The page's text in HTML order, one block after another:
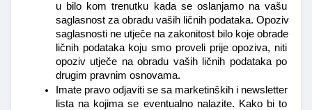
u bilo kom trenutku kada se oslanjamo na vašu
saglasnost za obradu vaših ličnih podataka. Opoziv
saglasnosti ne utječe na zakonitost bilo koje obrade
ličnih podataka koju smo proveli prije opoziva, niti
opoziv utječe na obradu vaših ličnih podataka po
drugim pravnim osnovama.
Imate pravo odjaviti se sa marketinških i newsletter
lista na kojima se eventualno nalazite. Kako bi to